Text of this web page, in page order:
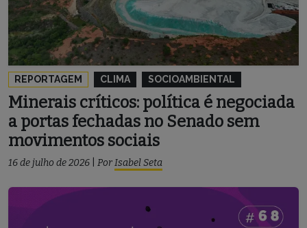
REPORTAGEM CLIMA SOCIOAMBIENTAL
Minerais críticos: política é negociada
a portas fechadas no Senado sem
movimentos sociais
16 de julho de 2026 PorIsabel Seta